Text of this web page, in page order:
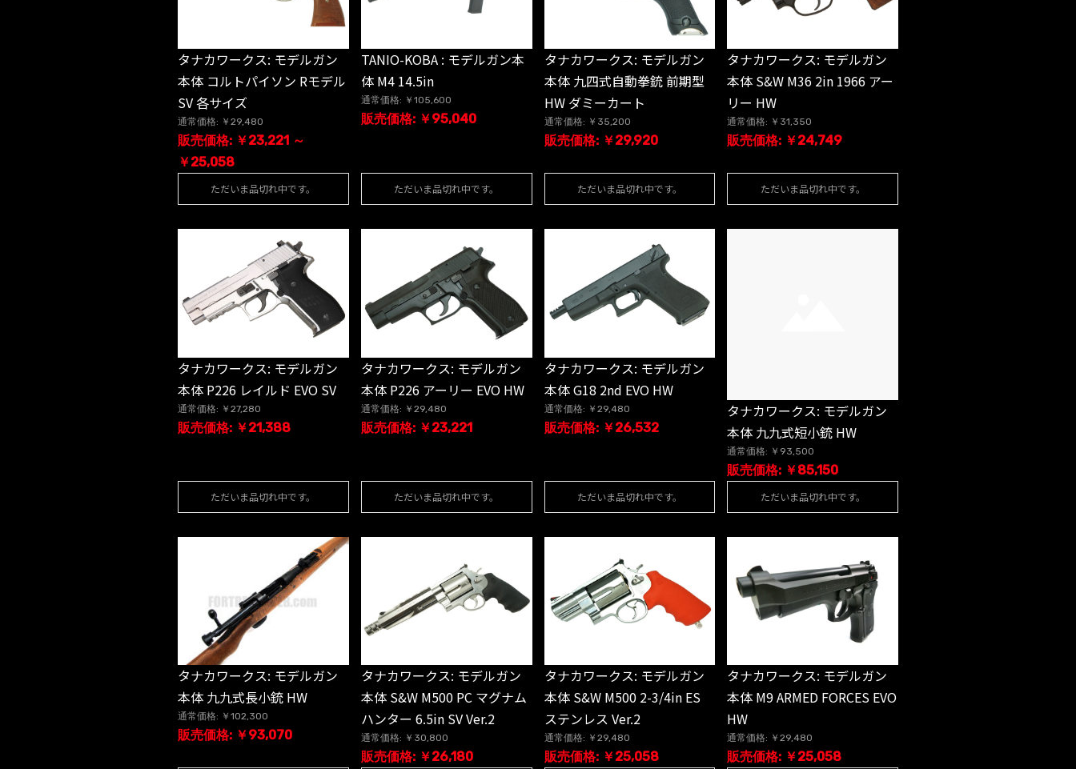
タナカワークス: モデルガン
本体 コルトパイソン Rモデル
SV 各サイズ
通常価格: ￥29,480
販売価格: ￥23,221 ～
￥25,058
ただいま品切れ中です。
TANIO-KOBA : モデルガン本
体 M4 14.5in
通常価格: ￥105,600
販売価格: ￥95,040
ただいま品切れ中です。
タナカワークス: モデルガン
本体 九四式自動拳銃 前期型
HW ダミーカート
通常価格: ￥35,200
販売価格: ￥29,920
ただいま品切れ中です。
タナカワークス: モデルガン
本体 S&W M36 2in 1966 アー
リー HW
通常価格: ￥31,350
販売価格: ￥24,749
ただいま品切れ中です。
タナカワークス: モデルガン
本体 P226 レイルド EVO SV
通常価格: ￥27,280
販売価格: ￥21,388
ただいま品切れ中です。
タナカワークス: モデルガン
本体 P226 アーリー EVO HW
通常価格: ￥29,480
販売価格: ￥23,221
ただいま品切れ中です。
タナカワークス: モデルガン
本体 G18 2nd EVO HW
通常価格: ￥29,480
販売価格: ￥26,532
ただいま品切れ中です。
タナカワークス: モデルガン
本体 九九式短小銃 HW
通常価格: ￥93,500
販売価格: ￥85,150
ただいま品切れ中です。
タナカワークス: モデルガン
本体 九九式長小銃 HW
通常価格: ￥102,300
販売価格: ￥93,070
タナカワークス: モデルガン
本体 S&W M500 PC マグナム
ハンター 6.5in SV Ver.2
通常価格: ￥30,800
販売価格: ￥26,180
タナカワークス: モデルガン
本体 S&W M500 2-3/4in ES
ステンレス Ver.2
通常価格: ￥29,480
販売価格: ￥25,058
タナカワークス: モデルガン
本体 M9 ARMED FORCES EVO
HW
通常価格: ￥29,480
販売価格: ￥25,058